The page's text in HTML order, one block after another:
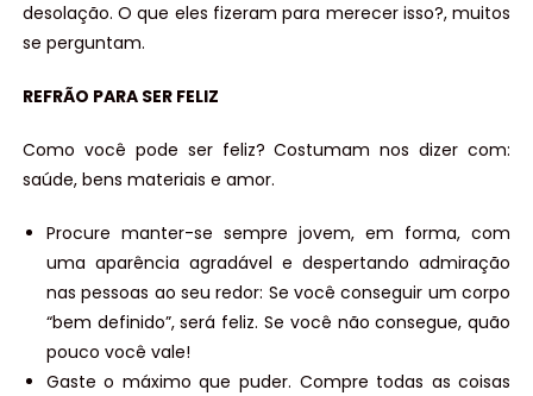
desolação. O que eles fizeram para merecer isso?, muitos
se perguntam.
REFRÃO PARA SER FELIZ
Como você pode ser feliz? Costumam nos dizer com:
saúde, bens materiais e amor.
Procure manter-se sempre jovem, em forma, com
uma aparência agradável e despertando admiração
nas pessoas ao seu redor: Se você conseguir um corpo
“bem definido”, será feliz. Se você não consegue, quão
pouco você vale!
Gaste o máximo que puder. Compre todas as coisas